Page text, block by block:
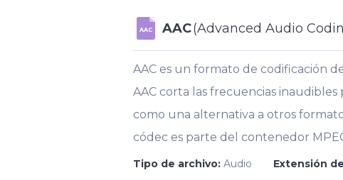
AAC AAC(Advanced Audio
AAC es un formato de codificación
AAC corta las frecuencias
como una alternativa a otros
códec es parte del contenedor
Tipo de archivo: Audio Extensión